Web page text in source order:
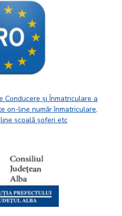
Conducere și Înmatriculare a
on-line număr înmatriculare,
școală șoferi etc